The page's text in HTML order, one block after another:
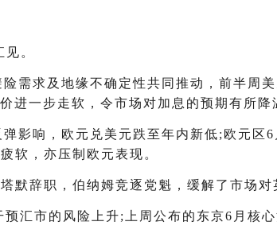
。
需求及地缘不确定性共同推动，前半周
一步走软，令市场对加息的预期有所降
影响，欧元兑美元跌至年内新低;欧元区
软，亦压制欧元表现。
辞职，伯纳姆竞逐党魁，缓解了市场对
汇市的风险上升;上周公布的东京6月核